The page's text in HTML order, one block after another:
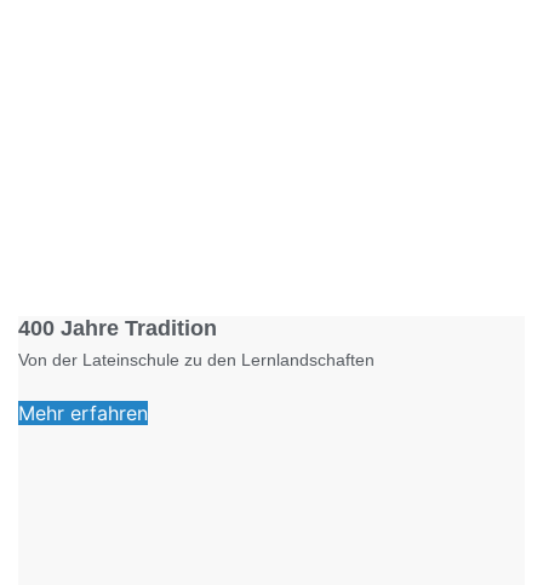
400 Jahre Tradition
Von der Lateinschule zu den Lernlandschaften
Mehr erfahren